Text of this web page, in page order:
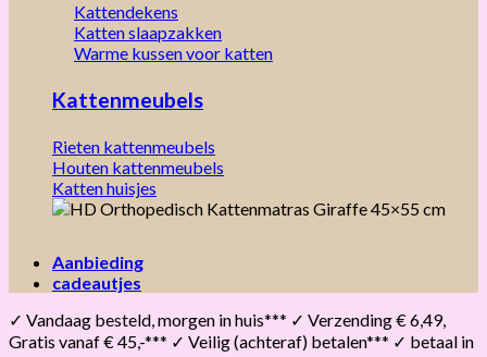
Kattendekens
Katten slaapzakken
Warme kussen voor katten
Kattenmeubels
Rieten kattenmeubels
Houten kattenmeubels
Katten huisjes
Aanbieding
cadeautjes
✓ Vandaag besteld, morgen in huis*** ✓ Verzending € 6,49,
Gratis vanaf € 45,-*** ✓ Veilig (achteraf) betalen*** ✓ betaal in